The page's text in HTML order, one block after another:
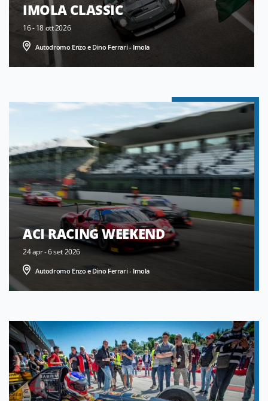
IMOLA CLASSIC
16 - 18 ott 2026
Autodromo Enzo e Dino Ferrari - Imola
ACI RACING WEEKEND
24 apr - 6 set 2026
Autodromo Enzo e Dino Ferrari - Imola